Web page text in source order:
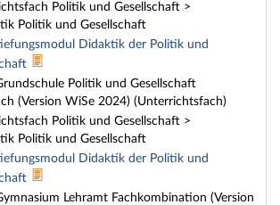
Politik und Gesellschaft >
Politik und Gesellschaft
Didaktik der Politik und
Politik und Gesellschaft
(Version WiSe 2024) (Unterrichtsfach)
Politik und Gesellschaft >
Politik und Gesellschaft
Didaktik der Politik und
Lehramt Fachkombination (Version